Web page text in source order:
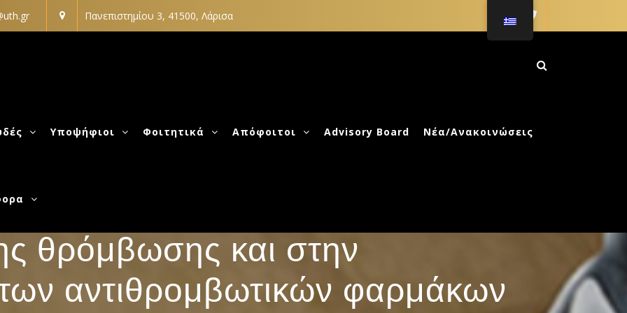
Πανεπιστημίου 3, 41500, Λάρισα
ΑΝΤΙΘΡΟΜΒΩΤΙΚΗ ΑΓΩΓΗ
Υποψήφιοι Φοιτητικά Απόφοιτοι Advisory Board Νέα/Ανακοινώσεις
αρχές – Εισαγωγή στους
θρόμβωσης και στην
αντιθρομβωτικών φαρμάκων